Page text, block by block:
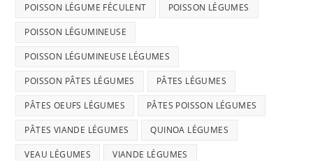
POISSON LÉGUME FÉCULENT POISSON LÉGUMES
POISSON LÉGUMINEUSE
POISSON LÉGUMINEUSE LÉGUMES
POISSON PÂTES LÉGUMES PÂTES LÉGUMES
PÂTES OEUFS LÉGUMES PÂTES POISSON LÉGUMES
PÂTES VIANDE LÉGUMES QUINOA LÉGUMES
VEAU LÉGUMES VIANDE LÉGUMES